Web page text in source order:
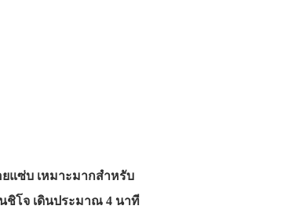
แซ่บ เหมาะมากสำหรับ
โจ เดินประมาณ 4 นาที